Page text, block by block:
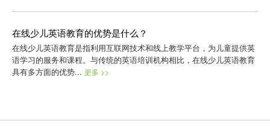
在线少儿英语教育的优势是什么？
在线少儿英语教育是指利用互联网技术和线上教学平台，为儿童提供英
语学习的服务和课程。与传统的英语培训机构相比，在线少儿英语教育
具有多方面的优势... 更多 >>